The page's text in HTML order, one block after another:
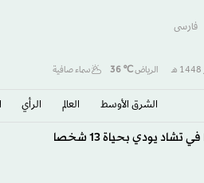
فارسى
الرياض℃
36 سماء صافية
الشرق الأوسط​ العالم الرأي
تشاد يودي بحياة 13 شخصا